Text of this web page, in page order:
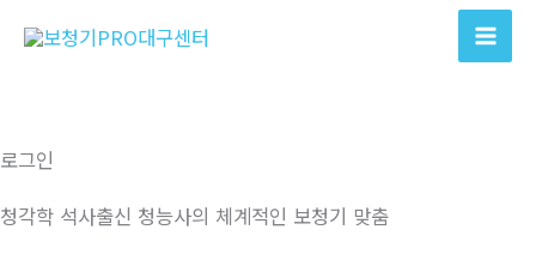
너
뛰
로그인
청각학 석사출신 청능사의 체계적인 보청기 맞춤